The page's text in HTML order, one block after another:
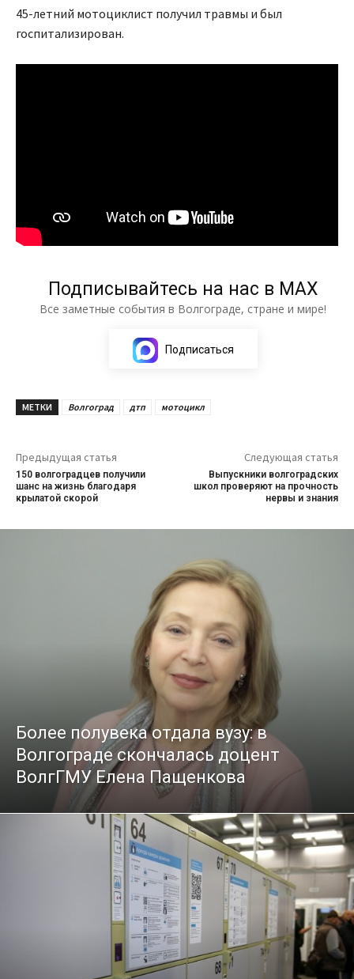
45-летний мотоциклист получил травмы и был
госпитализирован.
Подписывайтесь на нас в МАХ
Все заметные события в Волгограде, стране и мире!
Подписаться
МЕТКИ Волгоград дтп мотоцикл
Предыдущая статья
150 волгоградцев получили
шанс на жизнь благодаря
крылатой скорой
Следующая статья
Выпускники волгоградских
школ проверяют на прочность
нервы и знания
Более полувека отдала вузу: в
Волгограде скончалась доцент
ВолгГМУ Елена Пащенкова